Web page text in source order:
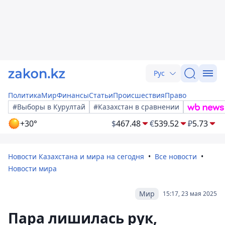
Рус
ПолитикаМирФинансыСтатьиПроисшествияПраво
#Выборы в Курултай
#Казахстан в сравнении
+30° $467.48 €539.52 ₽5.73
Новости Казахстана и мира на сегодня
Все новости
Новости мира
15:17, 23 мая 2025
Мир
Пара лишилась рук,